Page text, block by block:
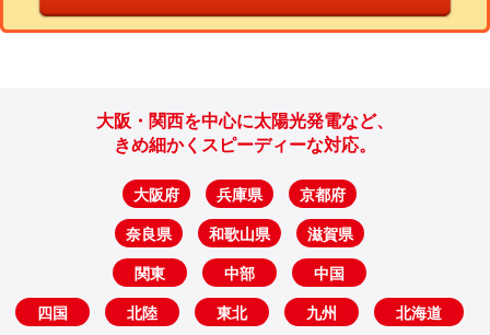
大阪・関西を中心に太陽光発電など、
きめ細かくスピーディーな対応。
大阪府 兵庫県 京都府
奈良県 和歌山県 滋賀県
関東 中部 中国
四国 北陸 東北 九州 北海道